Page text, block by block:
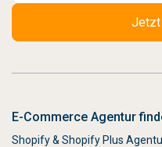
E-Commerce Agentur
Shopify & Shopify Plus